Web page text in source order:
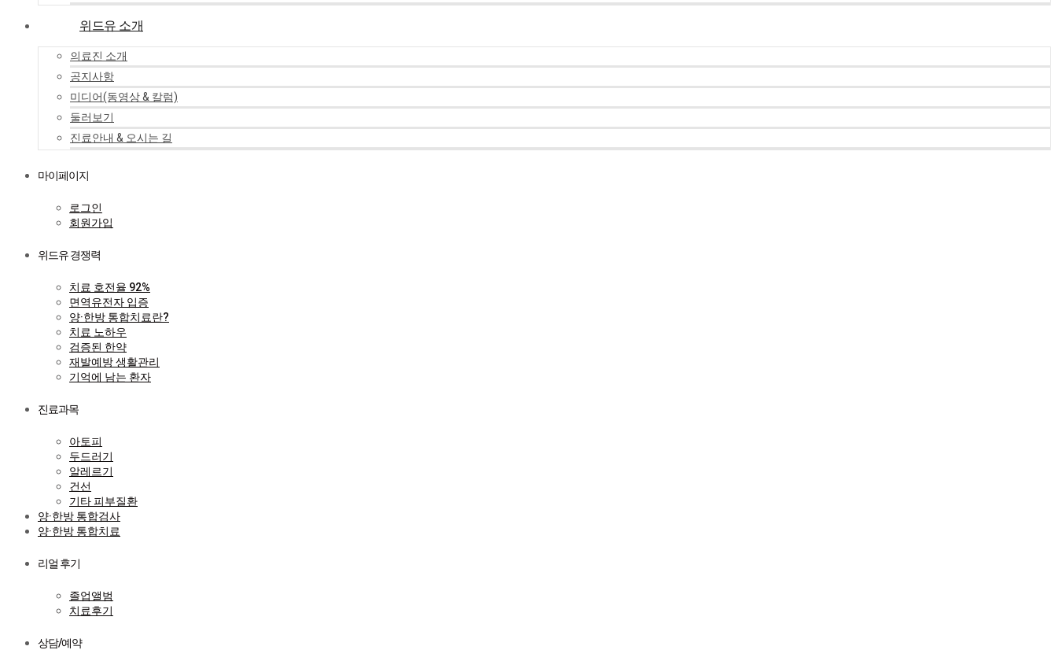
위드유 소개
의료진 소개
공지사항
미디어(동영상 & 칼럼)
둘러보기
진료안내 & 오시는 길
마이페이지
로그인
회원가입
위드유 경쟁력
치료 호전율 92%
면역유전자 입증
양·한방 통합치료란?
치료 노하우
검증된 한약
재발예방 생활관리
기억에 남는 환자
진료과목
아토피
두드러기
알레르기
건선
기타 피부질환
양·한방 통합검사
양·한방 통합치료
리얼 후기
졸업앨범
치료후기
상담/예약